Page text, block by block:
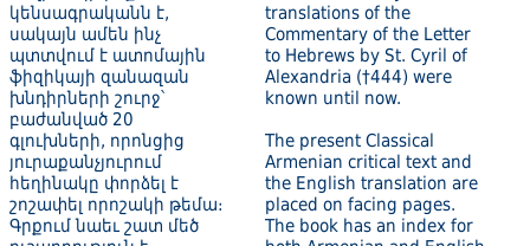
կենսագրականն է,
սակայն ամեն ինչ
պտտվում է ատոմային
ֆի­զիկայի զանազան
խնդիրների շուրջ՝
բաժանված 20
գլուխների, որոնցից
յուրաքանչյուրում
հեղինակը փորձել է
շոշափել որոշակի թեմա։
Գրքում նաեւ շատ մեծ
translations of the
Commentary of the Letter
to Hebrews by St. Cyril of
Alexandria (†444) were
known until now.
The present Classical
Armenian critical text and
the English translation are
placed on facing pages.
The book has an index for